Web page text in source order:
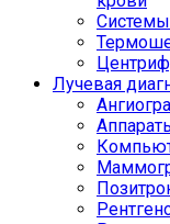
Лучевая